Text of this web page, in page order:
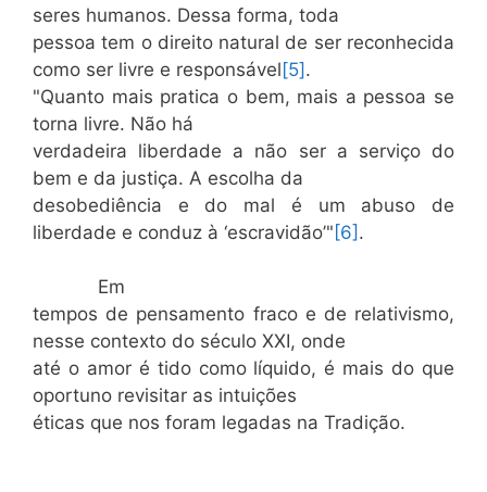
seres humanos. Dessa forma, toda
pessoa tem o direito natural de ser reconhecida
como ser livre e responsável[5].
"Quanto mais pratica o bem, mais a pessoa se
torna livre. Não há
verdadeira liberdade a não ser a serviço do
bem e da justiça. A escolha da
desobediência e do mal é um abuso de
liberdade e conduz à ‘escravidão’" [6] .
Em
tempos de pensamento fraco e de relativismo,
nesse contexto do século XXI, onde
até o amor é tido como líquido, é mais do que
oportuno revisitar as intuições
éticas que nos foram legadas na Tradição.